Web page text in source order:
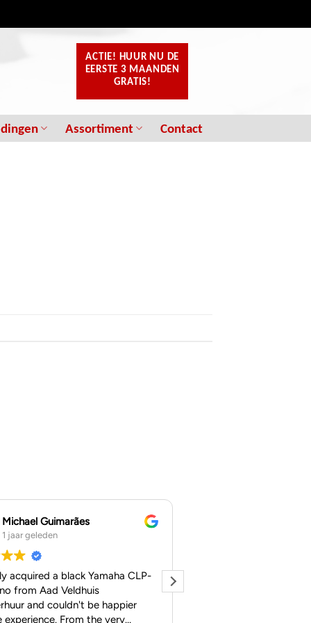
ACTIE! HUUR NU DE
EERSTE 3 MAANDEN
GRATIS!
Assortiment Contact
Michael Guimarães
1 jaar geleden
acquired a black Yamaha CLP-
from Aad Veldhuis
and couldn't be happier
experience. From the very